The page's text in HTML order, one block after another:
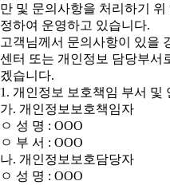
만 및 문의사항을 처리하기
정하여 운영하고 있습니다.
고객님께서 문의사항이 있을
센터 또는 개인정보 담당부서
겠습니다.
1. 개인정보 보호책임 부서 및
가. 개인정보보호책임자
ㅇ 성 명 : OOO
ㅇ 부 서 : OOO
나. 개인정보보호담당자
ㅇ 성 명 : OOO